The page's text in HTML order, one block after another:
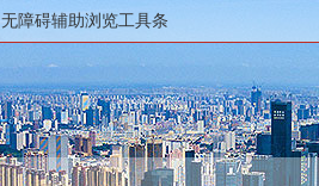
无障碍辅助浏览工具条